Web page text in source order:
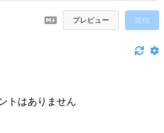
プレビュー 送信
トはありません